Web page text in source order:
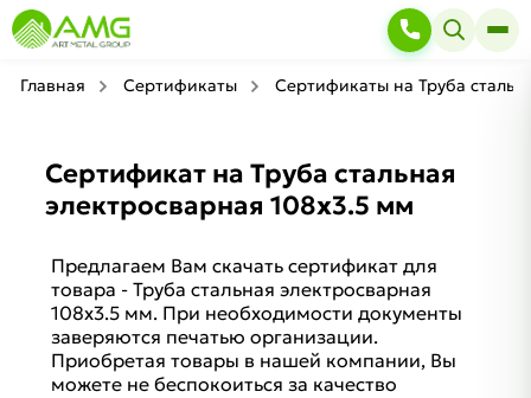
Главная Сертификаты Сертификаты на Труба
Сертификат на Труба стальная
электросварная 108х3.5 мм
Предлагаем Вам скачать сертификат для
товара - Труба стальная электросварная
108х3.5 мм. При необходимости документы
заверяются печатью организации.
Приобретая товары в нашей компании, Вы
можете не беспокоиться за качество